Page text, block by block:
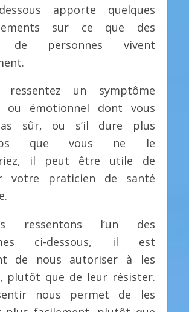
apporte quelques
sur ce que des
de personnes vivent
ressentez un symptôme
ou émotionnel dont vous
sûr, ou s’il dure plus
que vous ne le
il peut être utile de
votre praticien de santé
ressentons l’un des
ci-dessous, il est
de nous autoriser à les
plutôt que de leur résister.
nous permet de les